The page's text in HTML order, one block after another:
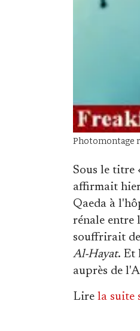
Photomontage
Sous le titre
affirmait
Qaeda à
rénale entre
souffrirait
Al-Hayat. Et
auprès de
Lire la suite